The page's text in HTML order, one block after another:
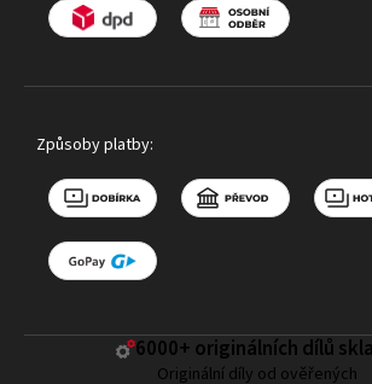
Způsoby platby:
6000+ ​originálních dílů
Originální díly od ověřených